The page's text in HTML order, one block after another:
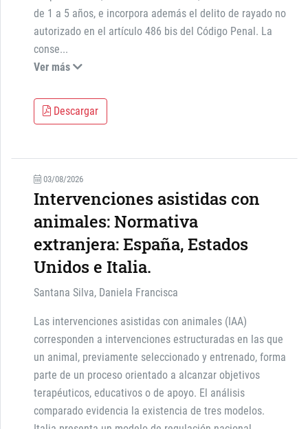
de 1 a 5 años, e incorpora además el delito de rayado no
autorizado en el artículo 486 bis del Código Penal. La
conse...
Ver más
Descargar
03/08/2026
Intervenciones asistidas con
animales: Normativa
extranjera: España, Estados
Unidos e Italia.
Santana Silva, Daniela Francisca
Las intervenciones asistidas con animales (IAA)
corresponden a intervenciones estructuradas en las que
un animal, previamente seleccionado y entrenado, forma
parte de un proceso orientado a alcanzar objetivos
terapéuticos, educativos o de apoyo. El análisis
comparado evidencia la existencia de tres modelos.